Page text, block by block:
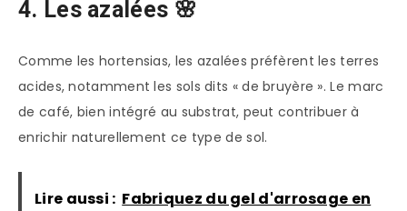
4. Les azalées 🌸
Comme les hortensias, les azalées préfèrent les terres
acides, notamment les sols dits « de bruyère ». Le marc
de café, bien intégré au substrat, peut contribuer à
enrichir naturellement ce type de sol.
Lire aussi : Fabriquez du gel d'arrosage en